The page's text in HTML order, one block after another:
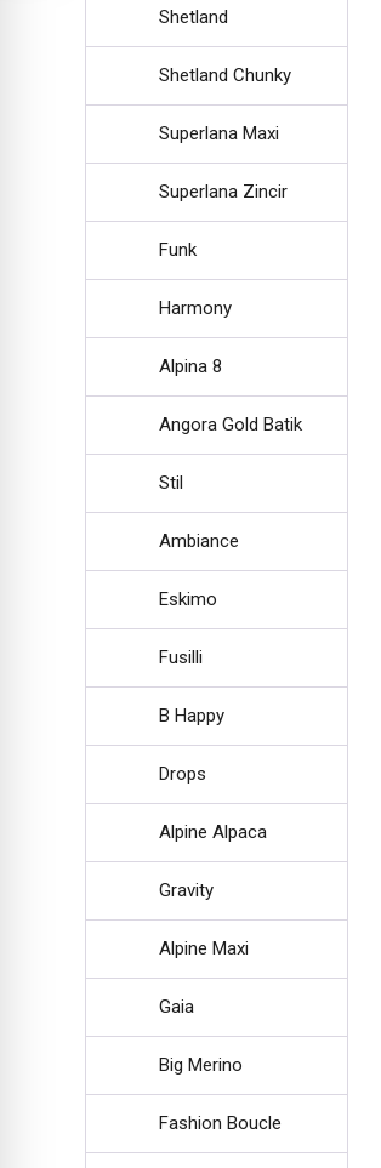
Shetland
Shetland Chunky
Superlana Maxi
Superlana Zincir
Funk
Harmony
Alpina 8
Angora Gold Batik
Stil
Ambiance
Eskimo
Fusilli
B Happy
Drops
Alpine Alpaca
Gravity
Alpine Maxi
Gaia
Big Merino
Fashion Boucle